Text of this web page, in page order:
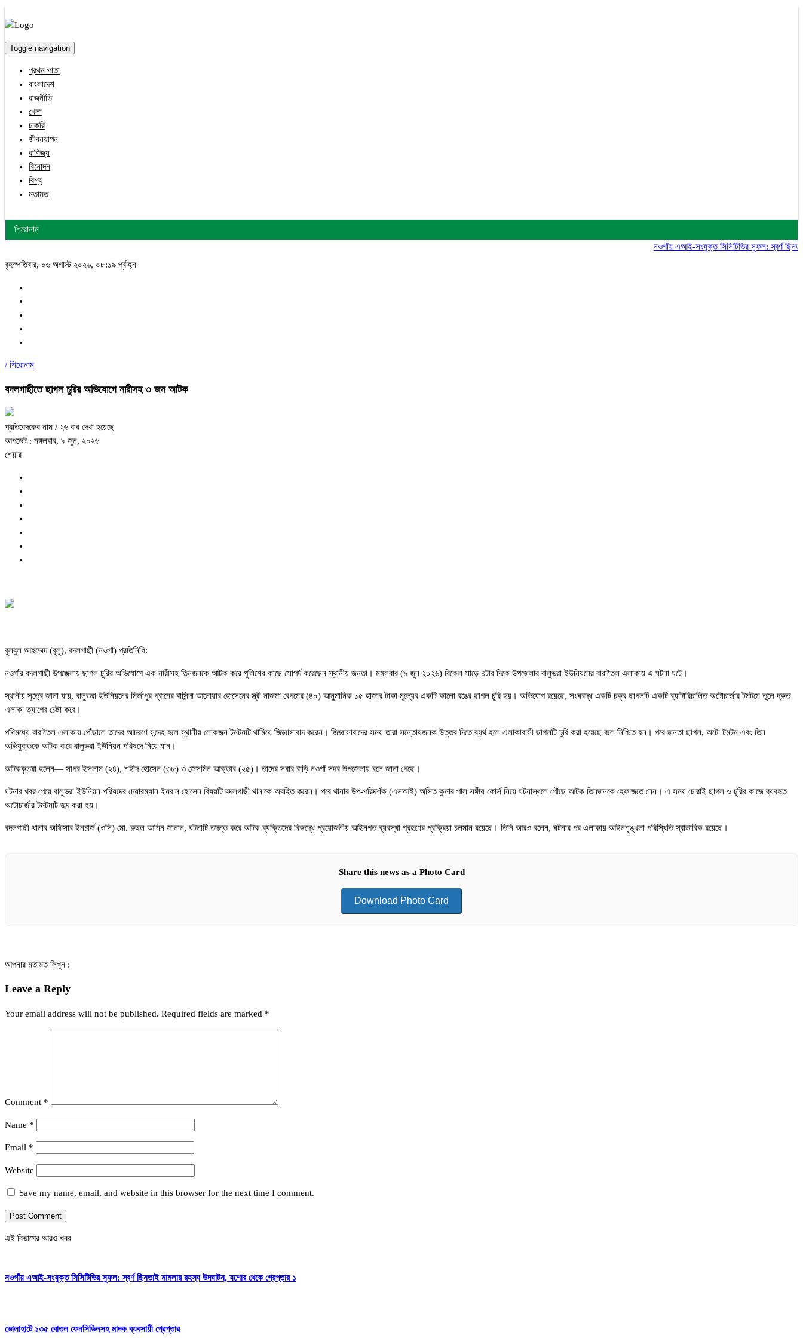
Toggle navigation
প্রথম পাতা
বাংলাদেশ
রাজনীতি
খেলা
চাকরি
জীবনযাপন
বাণিজ্য
বিনোদন
বিশ্ব
মতামত
শিরোনাম
নওগাঁয় এআই-সংযুক্ত সিসিটিভির সুফল: স্বর্ণ ছিনতাই
বৃহস্পতিবার, ০৬ অগাস্ট ২০২৬, ০৮:১৯ পূর্বাহ্ন
/ শিরোনাম
বদলগাছীতে ছাগল চুরির অভিযোগে নারীসহ ৩ জন আটক
প্রতিবেদকের নাম / ২৬ বার দেখা হয়েছে
আপডেট : মঙ্গলবার, ৯ জুন, ২০২৬
শেয়ার
বুলবুল আহম্মেদ (বুলু), বদলগাছী (নওগাঁ) প্রতিনিধি:
নওগাঁর বদলগাছী উপজেলায় ছাগল চুরির অভিযোগে এক নারীসহ তিনজনকে আটক করে পুলিশের কাছে সোপর্দ করেছেন স্থানীয় জনতা। মঙ্গলবার (৯ জুন ২০২৬) বিকেল সাড়ে ৪টার দিকে উপজেলার বালুভরা ইউনিয়নের বারাতৈল এলাকায় এ ঘটনা ঘটে।
স্থানীয় সূত্রে জানা যায়, বালুভরা ইউনিয়নের মির্জাপুর গ্রামের বাসিন্দা আনোয়ার হোসেনের স্ত্রী নাজমা বেগমের (৪০) আনুমানিক ১৫ হাজার টাকা মূল্যের একটি কালো রঙের ছাগল চুরি হয়। অভিযোগ রয়েছে, সংঘবদ্ধ একটি চক্র ছাগলটি একটি ব্যাটারিচালিত অটোচার্জার টমটমে তুলে দ্রুত
এলাকা ত্যাগের চেষ্টা করে।
পথিমধ্যে বারাতৈল এলাকায় পৌঁছালে তাদের আচরণে সন্দেহ হলে স্থানীয় লোকজন টমটমটি থামিয়ে জিজ্ঞাসাবাদ করেন। জিজ্ঞাসাবাদের সময় তারা সন্তোষজনক উত্তর দিতে ব্যর্থ হলে এলাকাবাসী ছাগলটি চুরি করা হয়েছে বলে নিশ্চিত হন। পরে জনতা ছাগল, অটো টমটম এবং তিন
অভিযুক্তকে আটক করে বালুভরা ইউনিয়ন পরিষদে নিয়ে যান।
আটককৃতরা হলেন— সাগর ইসলাম (২৪), শহীদ হোসেন (৩৮) ও জেসমিন আক্তার (২৫)। তাদের সবার বাড়ি নওগাঁ সদর উপজেলায় বলে জানা গেছে।
ঘটনার খবর পেয়ে বালুভরা ইউনিয়ন পরিষদের চেয়ারম্যান ইমরান হোসেন বিষয়টি বদলগাছী থানাকে অবহিত করেন। পরে থানার উপ-পরিদর্শক (এসআই) অসিত কুমার পাল সঙ্গীয় ফোর্স নিয়ে ঘটনাস্থলে পৌঁছে আটক তিনজনকে হেফাজতে নেন। এ সময় চোরাই ছাগল ও চুরির কাজে ব্যবহৃত
অটোচার্জার টমটমটি জব্দ করা হয়।
বদলগাছী থানার অফিসার ইনচার্জ (ওসি) মো. রুহুল আমিন জানান, ঘটনাটি তদন্ত করে আটক ব্যক্তিদের বিরুদ্ধে প্রয়োজনীয় আইনগত ব্যবস্থা গ্রহণের প্রক্রিয়া চলমান রয়েছে। তিনি আরও বলেন, ঘটনার পর এলাকায় আইনশৃঙ্খলা পরিস্থিতি স্বাভাবিক রয়েছে।
Share this news as a Photo Card
Download Photo Card
আপনার মতামত লিখুন :
Leave a Reply
Your email address will not be published. Required fields are marked *
Comment *
Name *
Email *
Website
Save my name, email, and website in this browser for the next time I comment.
এই বিভাগের আরও খবর
নওগাঁয় এআই-সংযুক্ত সিসিটিভির সুফল: স্বর্ণ ছিনতাই মামলার রহস্য উদঘাটন, যশোর থেকে গ্রেপ্তার ১
ভোলাহাটে ১৩৫ বোতল ফেনসিডিলসহ মাদক ব্যবসায়ী গ্রেপ্তার